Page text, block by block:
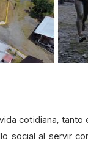
cotidiana,
social al servir